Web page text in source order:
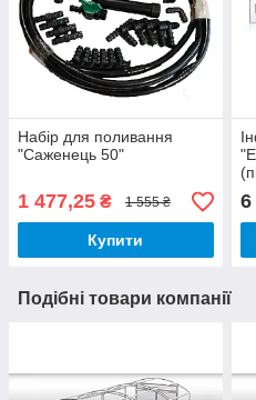
Набір для поливання
"Саженець 50"
1 477,25 ₴ 1 555 ₴
Купити
6
Подібні товари компанії